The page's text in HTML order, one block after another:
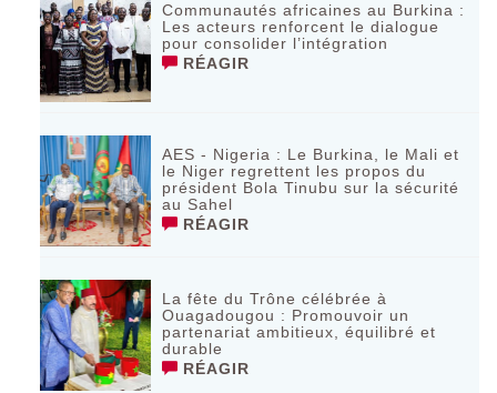
Communautés africaines au Burkina :
Les acteurs renforcent le dialogue
pour consolider l’intégration
RÉAGIR
AES - Nigeria : Le Burkina, le Mali et
le Niger regrettent les propos du
président Bola Tinubu sur la sécurité
au Sahel
RÉAGIR
La fête du Trône célébrée à
Ouagadougou : Promouvoir un
partenariat ambitieux, équilibré et
durable
RÉAGIR